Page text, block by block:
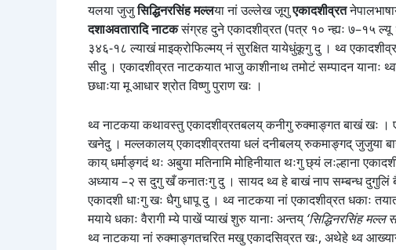
यलया जुजुसिद्धिनरसिंह मल्लया नां उल्लेख जूगुएकादशीव्रत
दशाअवतारादि नाटकसंग्रह दुने एकादशीव्रत (पत्र १० न्ह्यः ७–१५ ल्यू
३४६-१८ ल्याखं माइक्रोफिल्मय् नं सुरक्षित यायेधुंकूगु दु । थ्व
सीदु । एकादशीव्रत नाटकयात भाजु काशीनाथ तमोटं सम्पादन यानाः
छधाःया मू आधार श्रोत विष्णु पुराण खः ।
थ्व नाटकया कथावस्तु एकादशीव्रतबलय् कनीगु रुक्माङ्गत बाखं खः ।
खनेदु । मल्लकालय् एकादशीव्रतया धलं दनीबलय् रुकमाङ्गद् जुजुया
काय् धर्माङ्गदं थः अबुया मतिनामि मोहिनीयात थःगु छ्यं लःल्हाना
अध्याय –२ स दुगु खँ कनातःगु दु । सायद थ्व हे बाखं नाप सम्बन्ध दुगुलिं
एकादशी धाःगु खः धैगु धापू दु । थ्व नाटकया नां एकादशीव्रत धकाः
मयाये धकाः वैरागी म्ये पाखें प्याखं शुरु यानाः अन्तय् ‘सिद्धिनरसिंह
थ्व नाटकया नां रुक्माङ्गतचरित मखु एकादसिव्रत खः, अथेहे थ्व